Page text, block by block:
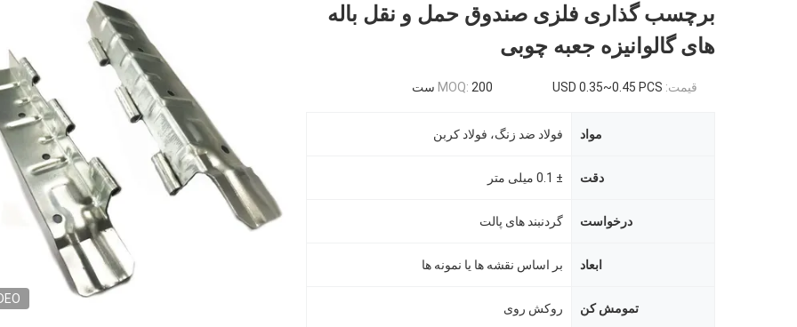
برچسب گذاری فلزی صندوق حمل و نقل باله
های گالوانیزه جعبه چوبی
قیمت: USD 0.35~0.45 PCS
MOQ: 200 ست
مواد فولاد ضد زنگ، فولاد کربن
دقت ± 0.1 میلی متر
درخواست گردنبند های پالت
ابعاد بر اساس نقشه ها یا نمونه ها
تمومش کن روکش روی